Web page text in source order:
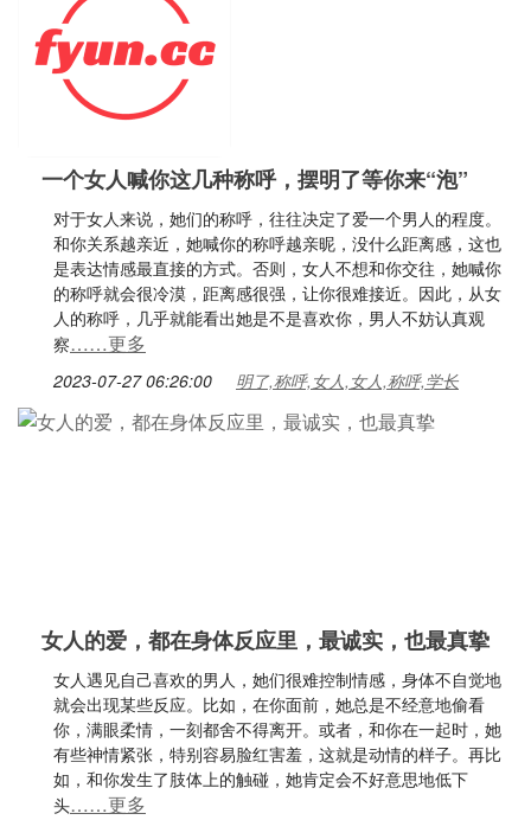
一个女人喊你这几种称呼，摆明了等你来“泡”
对于女人来说，她们的称呼，往往决定了爱一个男人的程度。
和你关系越亲近，她喊你的称呼越亲昵，没什么距离感，这也
是表达情感最直接的方式。否则，女人不想和你交往，她喊你
的称呼就会很冷漠，距离感很强，让你很难接近。因此，从女
人的称呼，几乎就能看出她是不是喜欢你，男人不妨认真观
察……更多
2023-07-27 06:26:00 明了,称呼,女人,女人,称呼,学长
女人的爱，都在身体反应里，最诚实，也最真挚
女人遇见自己喜欢的男人，她们很难控制情感，身体不自觉地
就会出现某些反应。比如，在你面前，她总是不经意地偷看
你，满眼柔情，一刻都舍不得离开。或者，和你在一起时，她
有些神情紧张，特别容易脸红害羞，这就是动情的样子。再比
如，和你发生了肢体上的触碰，她肯定会不好意思地低下
头……更多